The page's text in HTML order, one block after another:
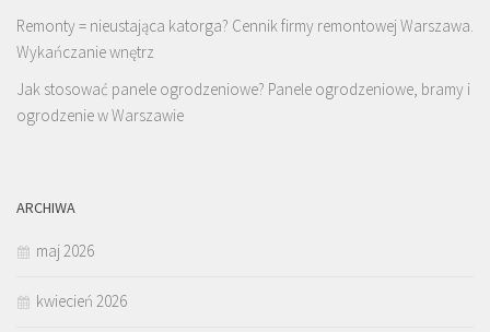
Remonty = nieustająca katorga? Cennik firmy remontowej Warszawa.
Wykańczanie wnętrz
Jak stosować panele ogrodzeniowe? Panele ogrodzeniowe, bramy i
ogrodzenie w Warszawie
ARCHIWA
maj 2026
kwiecień 2026